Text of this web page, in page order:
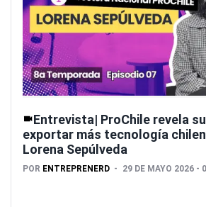
Entrevista| ProChile revela
exportar más tecnología
Lorena Sepúlveda
POR ENTREPRENERD 29 DE MAYO 2026 -